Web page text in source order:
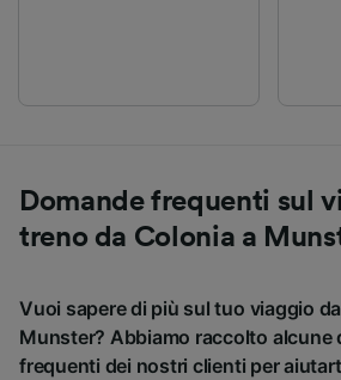
Domande frequenti sul
treno da Colonia a
Vuoi sapere di più sul tuo viaggio
Munster? Abbiamo raccolto alcune
frequenti dei nostri clienti per